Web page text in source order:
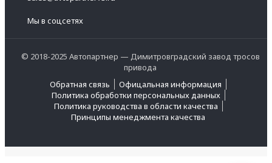
Мы в соцсетях
© 2018-2025 Автопартнер — Димитровградский завод тросов
привода
Обратная связь
Офицальная информация
Политика обработки персональных данных
Политика руководства в области качества
Принципы менеджмента качества